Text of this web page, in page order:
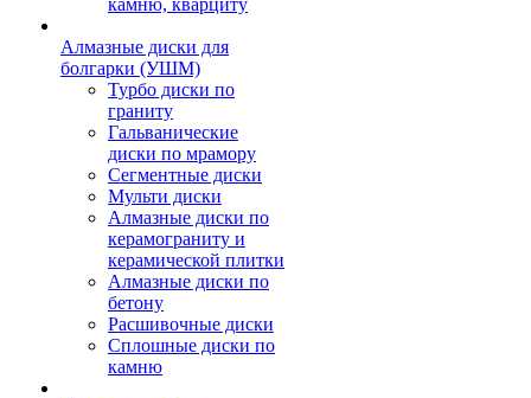
камню, кварциту
Алмазные диски для
болгарки (УШМ)
Турбо диски по
граниту
Гальванические
диски по мрамору
Сегментные диски
Мульти диски
Алмазные диски по
керамограниту и
керамической плитки
Алмазные диски по
бетону
Расшивочные диски
Сплошные диски по
камню